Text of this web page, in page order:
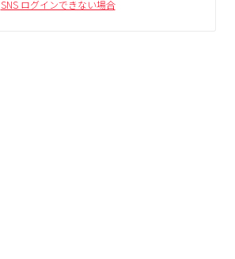
SNS ログインできない場合